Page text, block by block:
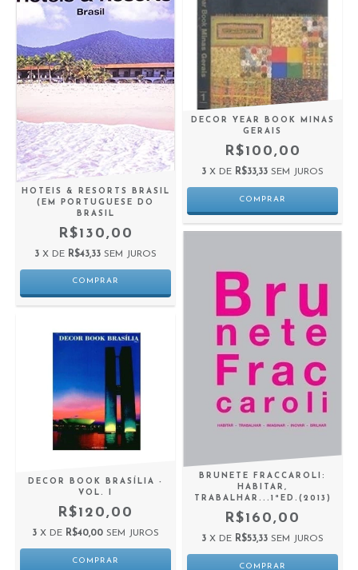
HOTEIS & RESORTS BRASIL
(EM PORTUGUESE DO
BRASIL
R$130,00
3 X DE R$43,33 SEM JUROS
DECOR YEAR BOOK MINAS
GERAIS
R$100,00
3 X DE R$33,33 SEM JUROS
DECOR BOOK BRASÍLIA -
VOL. I
R$120,00
3 X DE R$40,00 SEM JUROS
BRUNETE FRACCAROLI:
HABITAR,
TRABALHAR...1ªED.(2013)
R$160,00
3 X DE R$53,33 SEM JUROS